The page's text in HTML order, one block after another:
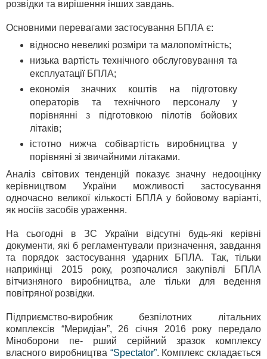
розвідки та вирішення інших завдань.
Основними перевагами застосування БПЛА є:
відносно невеликі розміри та малопомітність;
низька вартість технічного обслуговування та
експлуатації БПЛА;
економія значних коштів на підготовку
операторів та технічного персоналу у
порівнянні з підготовкою пілотів бойових
літаків;
істотно нижча собівартість виробництва у
порівняні зі звичайними літаками.
Аналіз світових тенденцій показує значну недооцінку
керівництвом України можливості застосування
одночасно великої кількості БПЛА у бойовому варіанті,
як носіїв засобів ураження.
На сьогодні в ЗС України відсутні будь-які керівні
документи, які б регламентували призначення, завдання
та порядок застосування ударних БПЛА. Так, тільки
наприкінці 2015 року, розпочалися закупівлі БПЛА
вітчизняного виробництва, але тільки для ведення
повітряної розвідки.
Підприємство-виробник безпілотних літальних
комплексів “Меридіан”, 26 січня 2016 року передало
Міноборони пе- рший серійний зразок комплексу
власного виробництва “Spectator”. Комплекс складається